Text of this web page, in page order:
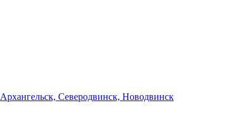
Архангельск, Северодвинск, Новодвинск